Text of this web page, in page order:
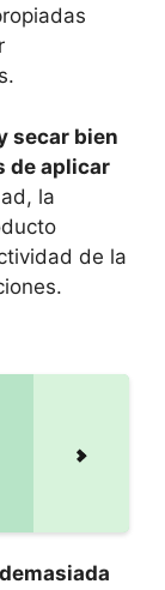
secar bien
de aplicar
la
de la